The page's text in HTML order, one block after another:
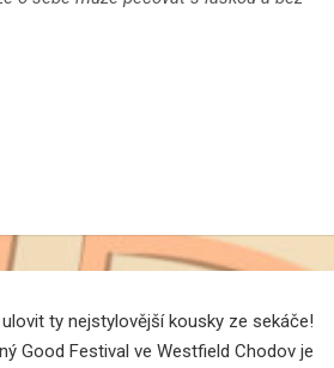
ty nejstylovější kousky ze sekáče!
Good Festival ve Westfield Chodov je